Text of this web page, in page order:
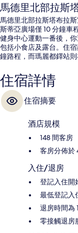
馬德里北部拉斯
馬德里北部拉斯塔布拉
斯蒂亞廣場僅 10 分鐘車
健身中心運動一番後，
包括小食店及露台。住
鐘路程，而瑪麗都鐸站則
住宿詳情
住宿摘要
酒店規模
148 間客房
客房分佈於
入住/退房
登記入住開
最低登記入
退房時間為
零接觸退房